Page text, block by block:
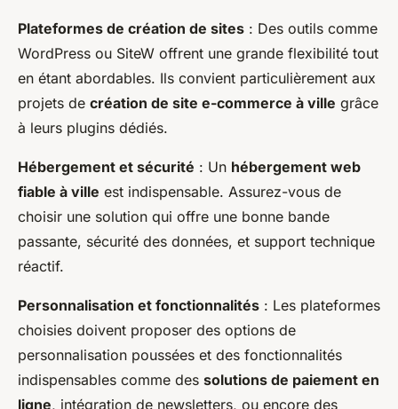
Plateformes de création de sites : Des outils comme
WordPress ou SiteW offrent une grande flexibilité tout
en étant abordables. Ils convient particulièrement aux
projets de création de site e-commerce à ville grâce
à leurs plugins dédiés.
Hébergement et sécurité : Un hébergement web
fiable à ville est indispensable. Assurez-vous de
choisir une solution qui offre une bonne bande
passante, sécurité des données, et support technique
réactif.
Personnalisation et fonctionnalités : Les plateformes
choisies doivent proposer des options de
personnalisation poussées et des fonctionnalités
indispensables comme des solutions de paiement en
ligne, intégration de newsletters, ou encore des